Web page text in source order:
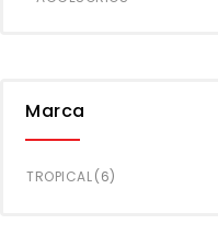
Marca
TROPICAL(6)